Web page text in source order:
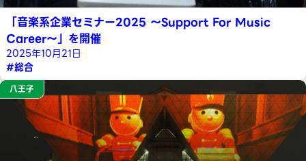
「音楽系企業セミナー2025 〜Support For Music
Career〜」を開催
2025年10月21日
#総合
八王子